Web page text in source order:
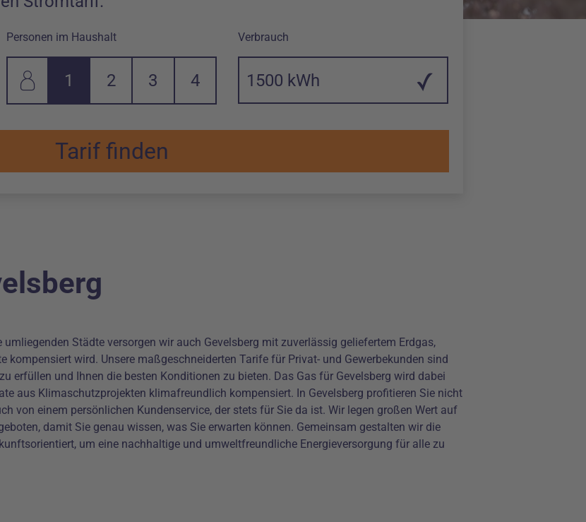
Personen im Haushalt
1 Person in Haushalt
1 2 Personen in Haushalt
2 3 Personen in Haushalt
3 4 Personen in Haushalt
4
Verbrauch
Städte versorgen wir auch Gevelsberg mit zuverlässig geliefertem Erdgas,
kompensiert wird. Unsere maßgeschneiderten Tarife für Privat- und Gewerbekunden sind
erfüllen und Ihnen die besten Konditionen zu bieten. Das Gas für Gevelsberg wird dabei
aus Klimaschutzprojekten klimafreundlich kompensiert. In Gevelsberg profitieren Sie nicht
von einem persönlichen Kundenservice, der stets für Sie da ist. Wir legen großen Wert auf
damit Sie genau wissen, was Sie erwarten können. Gemeinsam gestalten wir die
um eine nachhaltige und umweltfreundliche Energieversorgung für alle zu